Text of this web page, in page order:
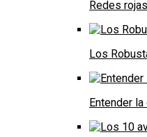
Redes
Los
Entender